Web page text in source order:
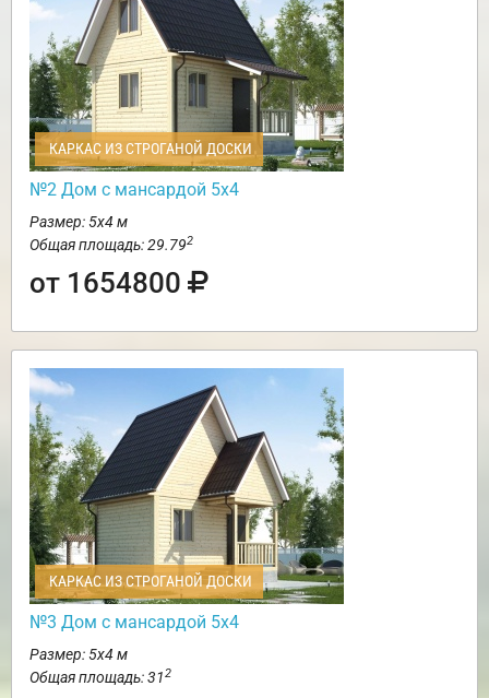
КАРКАС ИЗ СТРОГАНОЙ ДОСКИ
№2 Дом с мансардой 5х4
Размер: 5х4 м
Общая площадь: 29.792
от 1654800
КАРКАС ИЗ СТРОГАНОЙ ДОСКИ
№3 Дом с мансардой 5х4
Размер: 5х4 м
Общая площадь: 312